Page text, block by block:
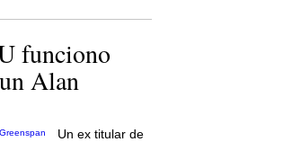
funciono
Alan
Un ex titular de